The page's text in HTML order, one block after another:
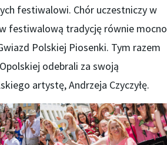
festiwalowi. Chór uczestniczy w
festiwalową tradycję równie mocno
Polskiej Piosenki. Tym razem
odebrali za swoją
artystę, Andrzeja Czyczyłę.